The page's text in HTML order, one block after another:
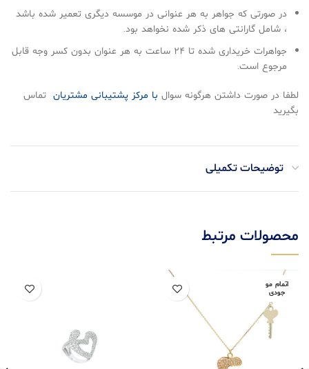
در صورتی كه جواهر به هر عنوانی در موسسه ديگری تعمير شده باشد
،‌ شامل گارانتی های ذكر شده نخواهد بود.
جواهرات خريداری شده تا ۲۴ ساعت به هر عنوان بدون كسر وجه قابل
مرجوع است.
لطفا در صورت داشتن هرگونه سوال با مرکز پشتیبانی مشتریان تماس
بگیرید
توضیحات تکمیلی
محصولات مرتبط
اتمام مو
جودی